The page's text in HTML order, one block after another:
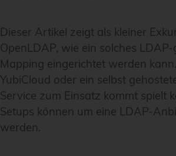
Dieser Artikel zeigt als kleiner
OpenLDAP, wie ein solches
Mapping eingerichtet werden
YubiCloud oder ein selbst
Service zum Einsatz kommt spielt
Setups können um eine LDAP-
werden.